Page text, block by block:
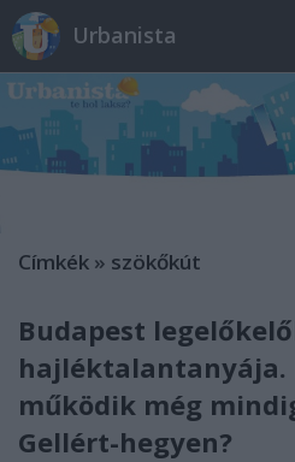
Urbanista
Címkék » szökőkút
Budapest
hajléktalantanyája.
működik még
Gellért-hegyen?